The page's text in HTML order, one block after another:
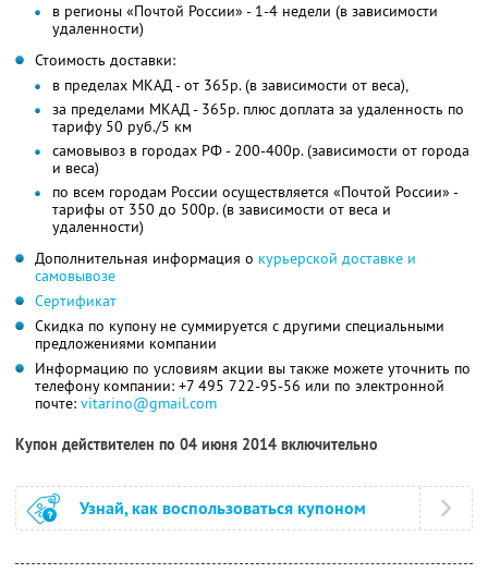
в регионы «Почтой России» - 1-4 недели (в зависимости
удаленности)
Стоимость доставки:
в пределах МКАД - от 365р. (в зависимости от веса),
за пределами МКАД - 365р. плюс доплата за удаленность по
тарифу 50 руб./5 км
самовывоз в городах РФ - 200-400р. (зависимости от города
и веса)
по всем городам России осуществляется «Почтой России» -
тарифы от 350 до 500р. (в зависимости от веса и
удаленности)
Дополнительная информация о курьерской доставке и
самовывозе
Сертификат
Скидка по купону не суммируется с другими специальными
предложениями компании
Информацию по условиям акции вы также можете уточнить по
телефону компании: +7 495 722-95-56 или по электронной
почте: vitarino@gmail.com
Купон действителен по 04 июня 2014 включительно
Узнай, как воспользоваться купоном